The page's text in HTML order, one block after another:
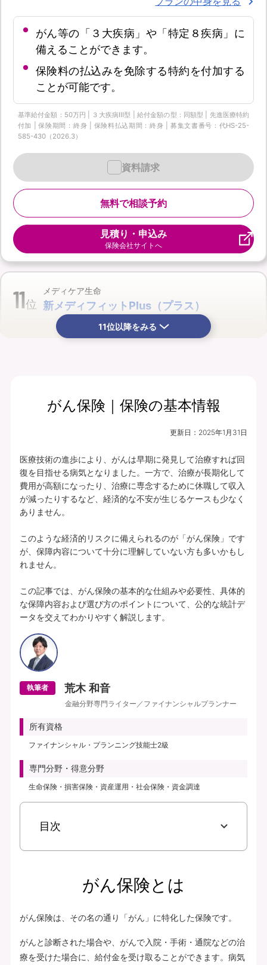
がん等の「３大疾病」や「特定８疾病」に
備えることができます。
保険料の払込みを免除する特約を付加する
ことが可能です。
基準給付金額：50万円 | ３大疾病Ⅲ型 | 給付金額の型：同額型 | 先進医療特約
付加 | 保険期間：終身 | 保険料払込期間：終身 | 募集文書番号：代HS-25-
585-430（2026.3）
無料で相談予約
資料請求
見積り・申込み
保険会社サイトへ
11位
メディケア生命
新メディフィットPlus（プラス）
月払保険料 保険期間
プランの中身を見る
所定の理由に該当されたとき、複数種類の
一時給付金をそれぞれお支払いします（そ
各特定疾病それぞれ、初回のお支払金額を
上乗せしてお支払いすることができます。
【特定３疾病Bプラン(25)】特定３疾病保障型(Ⅰ型) | 基本給付金額：50万円 |
初回上乗せ基本給付金額：0円 | 特定３疾病保険料払込免除特約(25)(Ⅰ型) ：付
加 | 保険期間：終身 | 保険料払込期間：終身 | 募集文書番号：HP-M353-772-
26019317(2025.12.16)
無料で相談予約
11位以降をみる
がん保険｜保険の基本情報
更新日： 2025年1月31日
医療技術の進歩により、がんは早期に発見して治療すれば回
復を目指せる病気となりました。一方で、治療が長期化して
費用が高額になったり、治療に専念するために休職して収入
が減ったりするなど、経済的な不安が生じるケースも少なく
ありません。
このような経済的リスクに備えられるのが「がん保険」です
が、保障内容について十分に理解していない方も多いかもし
れません。
この記事では、がん保険の基本的な仕組みや必要性、具体的
な保障内容および選び方のポイントについて、公的な統計デ
ータを交えてわかりやすく解説します。
執筆者 荒木 和音
金融分野専門ライター／ファイナンシャルプランナー
所有資格
ファイナンシャル・プランニング技能士2級
専門分野・得意分野
生命保険・損害保険・資産運用・社会保険・資金調達
目次
がん保険とは
がん保険は、その名の通り「がん」に特化した保険です。
がんと診断された場合や、がんで入院・手術・通院などの治
療を受けた場合に、給付金を受け取ることができます。病気